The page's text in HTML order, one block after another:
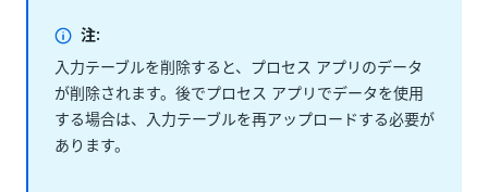
注:
入力テーブルを削除すると、プロセス アプリのデータ
が削除されます。後でプロセス アプリでデータを使用
する場合は、入力テーブルを再アップロードする必要が
あります。